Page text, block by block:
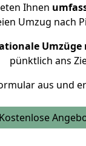
Ihnen
Umzug nach
Umzüge
pünktlich ans
aus und
Kostenlose